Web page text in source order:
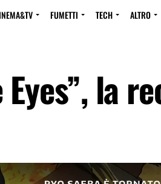
FUMETTI TECH ALTRO
la